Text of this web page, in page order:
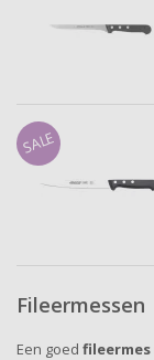
SALE
Fileermessen
Een goed fileermes